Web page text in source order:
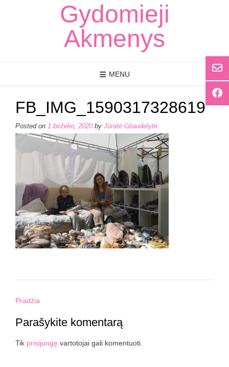
Gydomieji
Akmenys
MENU
FB_IMG_1590317328619
Posted on 1 birželio, 2020 by Jūratė Gliaudelytė
Post
Pradžia
Parašykite komentarą
Tik prisijungę vartotojai gali komentuoti.